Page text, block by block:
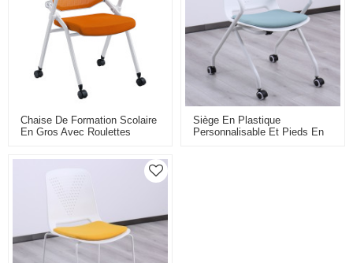
Chaise De Formation Scolaire
En Gros Avec Roulettes
Siège En Plastique
Personnalisable Et Pieds En